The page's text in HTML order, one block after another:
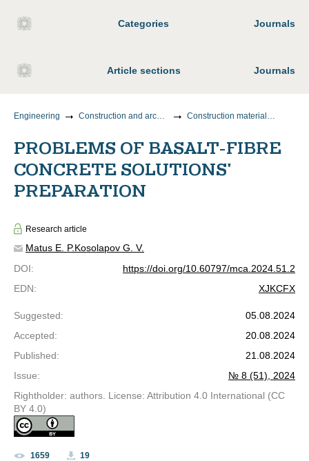
Categories Journals
Article sections Journals
Engineering Construction and architecture Construction materials and products
PROBLEMS OF BASALT-FIBRE
CONCRETE SOLUTIONS'
PREPARATION
Research article
Matus E. P.Kosolapov G. V.
DOI:
https://doi.org/10.60797/mca.2024.51.2
EDN: XJKCFX
Suggested:
05.08.2024
Accepted:
20.08.2024
Published:
21.08.2024
Issue:
№ 8 (51), 2024
Rightholder: authors. License: Attribution 4.0 International (CC
BY 4.0)
1659 19